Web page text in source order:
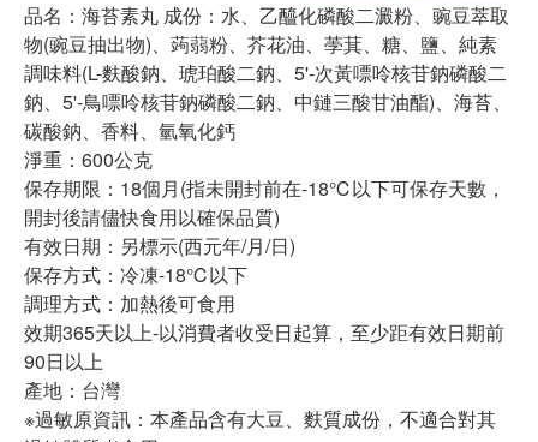
品名：海苔素丸 成份：水、乙醯化磷酸二澱粉、豌豆萃取
物(豌豆抽出物)、蒟蒻粉、芥花油、荸萁、糖、鹽、純素
調味料(L-麩酸鈉、琥珀酸二鈉、5'-次黃嘌呤核苷鈉磷酸二
鈉、5'-鳥嘌呤核苷鈉磷酸二鈉、中鏈三酸甘油酯)、海苔、
碳酸鈉、香料、氫氧化鈣
淨重：600公克
保存期限：18個月(指未開封前在-18℃以下可保存天數，
開封後請儘快食用以確保品質)
有效日期：另標示(西元年/月/日)
保存方式：冷凍-18℃以下
調理方式：加熱後可食用
效期365天以上-以消費者收受日起算，至少距有效日期前
90日以上
產地：台灣
※過敏原資訊：本產品含有大豆、麩質成份，不適合對其